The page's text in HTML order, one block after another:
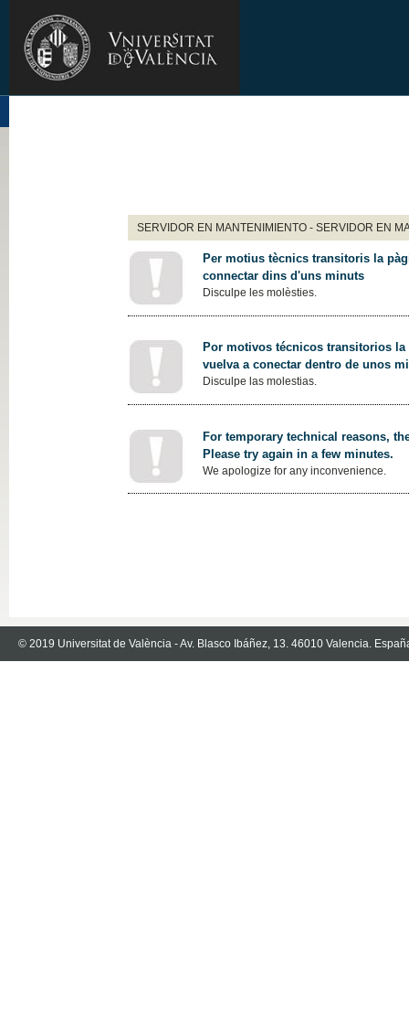
SERVIDOR EN MANTENIMIENTO - SERVIDOR EN
Per motius tècnics transitoris la
connectar dins d'uns minuts
Disculpe les molèsties.
Por motivos técnicos transitorios
vuelva a conectar dentro de unos
Disculpe las molestias.
For temporary technical reasons,
Please try again in a few minutes.
We apologize for any inconvenience.
© 2019 Universitat de València - Av. Blasco Ibáñez, 13. 46010 Valencia.